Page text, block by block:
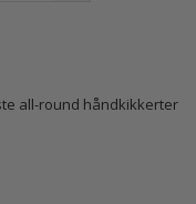
all-round håndkikkerter